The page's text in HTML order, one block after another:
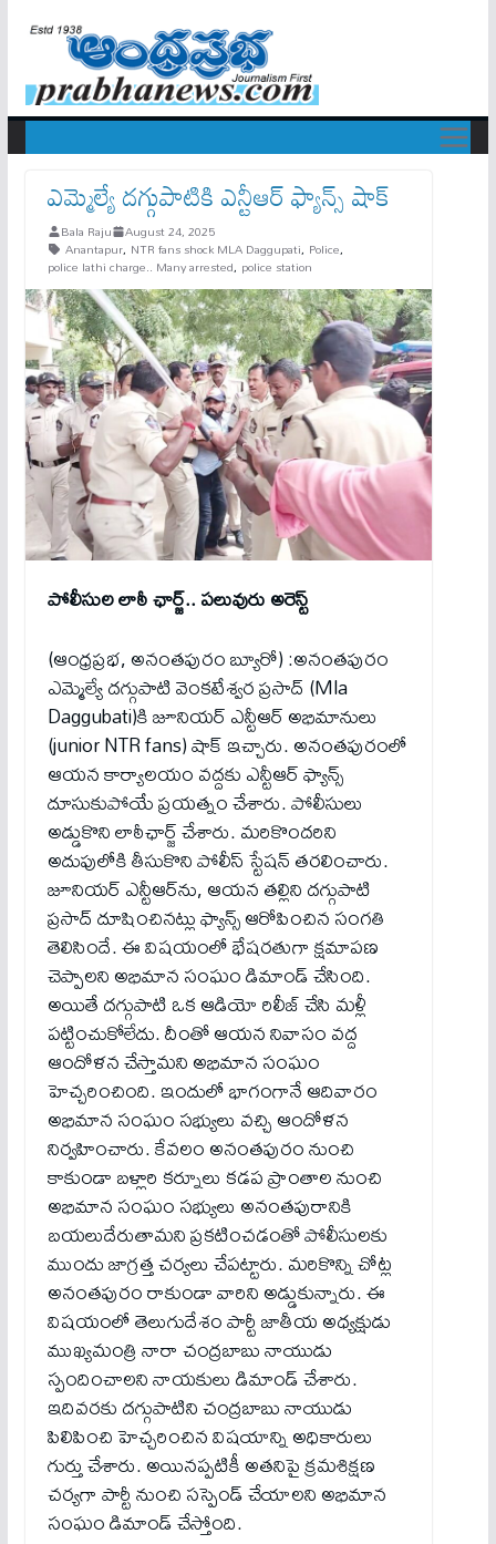
ఎమ్మెల్యే దగ్గుపాటికి ఎన్టీఆర్ ఫ్యాన్స్ షాక్
Bala Raju August 24, 2025
Anantapur, NTR fans shock MLA Daggupati, Police,
police lathi charge.. Many arrested, police station
పోలీసుల లాఠీ ఛార్జ్.. పలువురు అరెస్ట్
(ఆంధ్రప్రభ, అనంతపురం బ్యూరో) :అనంతపురం
ఎమ్మెల్యే దగ్గుపాటి వెంకటేశ్వర ప్రసాద్ (Mla
Daggubati)కి జూనియర్ ఎన్టీఆర్ అభిమానులు
(junior NTR fans) షాక్ ఇచ్చారు. అనంతపురంలో
ఆయన కార్యాలయం వద్దకు ఎన్టీఆర్ ఫ్యాన్స్
దూసుకుపోయే ప్రయత్నం చేశారు. పోలీసులు
అడ్డుకొని లాఠీఛార్జ్ చేశారు. మరికొందరిని
అదుపులోకి తీసుకొని పోలీస్ స్టేషన్ తరలించారు.
జూనియర్ ఎన్టీఆర్‌ను, ఆయన తల్లిని దగ్గుపాటి
ప్రసాద్ దూషించినట్లు ఫ్యాన్స్ ఆరోపించిన సంగతి
తెలిసిందే. ఈ విషయంలో భేషరతుగా క్షమాపణ
చెప్పాలని అభిమాన సంఘం డిమాండ్ చేసింది.
అయితే దగ్గుపాటి ఒక ఆడియో రిలీజ్ చేసి మళ్లీ
పట్టించుకోలేదు. దీంతో ఆయన నివాసం వద్ద
ఆందోళన చేస్తామని అభిమాన సంఘం
హెచ్చరించింది. ఇందులో భాగంగానే ఆదివారం
అభిమాన సంఘం సభ్యులు వచ్చి ఆందోళన
నిర్వహించారు. కేవలం అనంతపురం నుంచి
కాకుండా బళ్లారి కర్నూలు కడప ప్రాంతాల నుంచి
అభిమాన సంఘం సభ్యులు అనంతపురానికి
బయలుదేరుతామని ప్రకటించడంతో పోలీసులకు
ముందు జాగ్రత్త చర్యలు చేపట్టారు. మరికొన్ని చోట్ల
అనంతపురం రాకుండా వారిని అడ్డుకున్నారు. ఈ
విషయంలో తెలుగుదేశం పార్టీ జాతీయ అధ్యక్షుడు
ముఖ్యమంత్రి నారా చంద్రబాబు నాయుడు
స్పందించాలని నాయకులు డిమాండ్ చేశారు.
ఇదివరకు దగ్గుపాటిని చంద్రబాబు నాయుడు
పిలిపించి హెచ్చరించిన విషయాన్ని అధికారులు
గుర్తు చేశారు. అయినప్పటికీ అతనిపై క్రమశిక్షణ
చర్యగా పార్టీ నుంచి సస్పెండ్ చేయాలని అభిమాన
సంఘం డిమాండ్ చేస్తోంది.